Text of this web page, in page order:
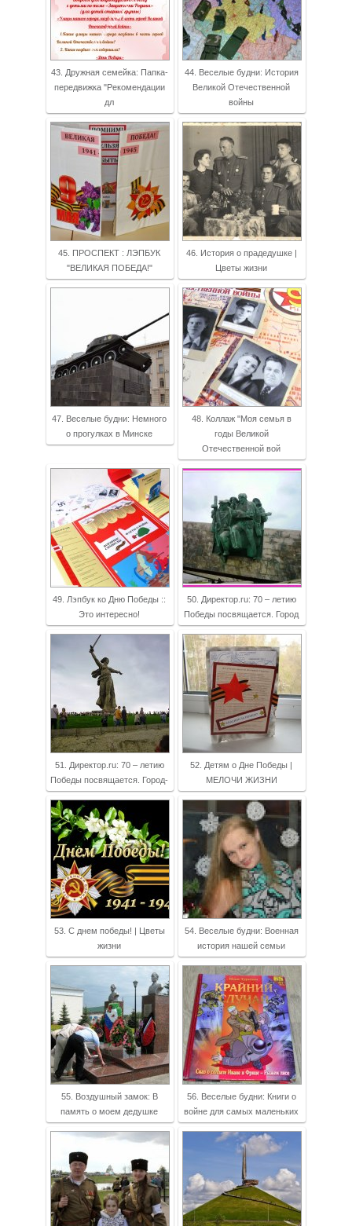
43. Дружная семейка: Папка-
передвижка "Рекомендации
дл
44. Веселые будни: История
Великой Отечественной
войны
45. ПРОСПЕКТ : ЛЭПБУК
"ВЕЛИКАЯ ПОБЕДА!"
46. История о прадедушке |
Цветы жизни
47. Веселые будни: Немного
о прогулках в Минске
48. Коллаж "Моя семья в
годы Великой
Отечественной вой
49. Лэпбук ко Дню Победы ::
Это интересно!
50. Директор.ru: 70 – летию
Победы посвящается. Город
51. Директор.ru: 70 – летию
Победы посвящается. Город-
52. Детям о Дне Победы |
МЕЛОЧИ ЖИЗНИ
53. С днем победы! | Цветы
жизни
54. Веселые будни: Военная
история нашей семьи
55. Воздушный замок: В
память о моем дедушке
56. Веселые будни: Книги о
войне для самых маленьких